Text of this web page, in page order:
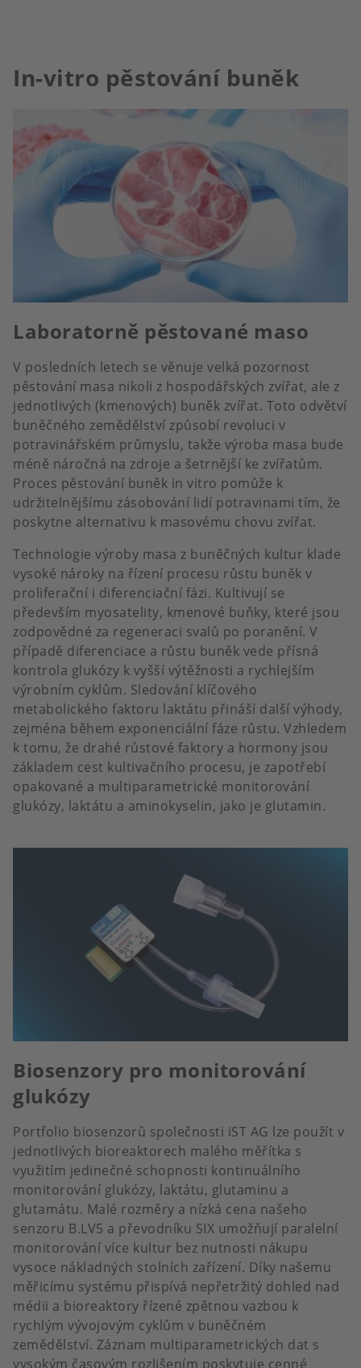
In-vitro pěstování buněk
Laboratorně pěstované maso
V posledních letech se věnuje velká pozornost
pěstování masa nikoli z hospodářských zvířat, ale z
jednotlivých (kmenových) buněk zvířat. Toto odvětví
buněčného zemědělství způsobí revoluci v
potravinářském průmyslu, takže výroba masa bude
méně náročná na zdroje a šetrnější ke zvířatům.
Proces pěstování buněk in vitro pomůže k
udržitelnějšímu zásobování lidí potravinami tím, že
poskytne alternativu k masovému chovu zvířat.
Technologie výroby masa z buněčných kultur klade
vysoké nároky na řízení procesu růstu buněk v
proliferační i diferenciační fázi. Kultivují se
především myosatelity, kmenové buňky, které jsou
zodpovědné za regeneraci svalů po poranění. V
případě diferenciace a růstu buněk vede přísná
kontrola glukózy k vyšší výtěžnosti a rychlejším
výrobním cyklům. Sledování klíčového
metabolického faktoru laktátu přináší další výhody,
zejména během exponenciální fáze růstu. Vzhledem
k tomu, že drahé růstové faktory a hormony jsou
základem cest kultivačního procesu, je zapotřebí
opakované a multiparametrické monitorování
glukózy, laktátu a aminokyselin, jako je glutamin.
Biosenzory pro monitorování
glukózy
Portfolio biosenzorů společnosti iST AG lze použít v
jednotlivých bioreaktorech malého měřítka s
využitím jedinečné schopnosti kontinuálního
monitorování glukózy, laktátu, glutaminu a
glutamátu. Malé rozměry a nízká cena našeho
senzoru B.LV5 a převodníku SIX umožňují paralelní
monitorování více kultur bez nutnosti nákupu
vysoce nákladných stolních zařízení. Díky našemu
měřicímu systému přispívá nepřetržitý dohled nad
médii a bioreaktory řízené zpětnou vazbou k
rychlým vývojovým cyklům v buněčném
zemědělství. Záznam multiparametrických dat s
vysokým časovým rozlišením poskytuje cenné